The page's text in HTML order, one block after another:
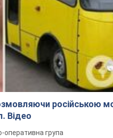
російською
Відео
оперативна група